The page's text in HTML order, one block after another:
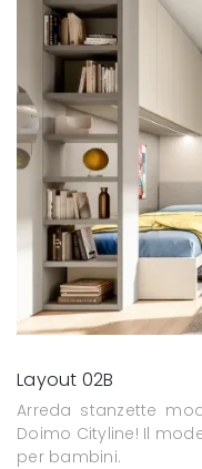
Layout 02B
Arreda stanzette
Doimo Cityline! Il
per bambini.